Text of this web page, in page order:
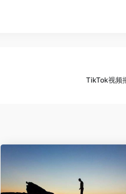
TikTok视频